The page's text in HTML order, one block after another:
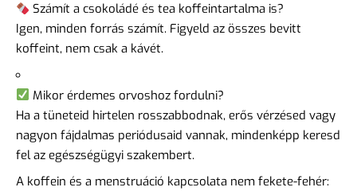
Számít a csokoládé és tea koffeintartalma is?
Igen, minden forrás számít. Figyeld az összes bevitt
koffeint, nem csak a kávét.
Mikor érdemes orvoshoz fordulni?
Ha a tüneteid hirtelen rosszabbodnak, erős vérzésed vagy
nagyon fájdalmas periódusaid vannak, mindenképp keresd
fel az egészségügyi szakembert.
A koffein és a menstruáció kapcsolata nem fekete-fehér: